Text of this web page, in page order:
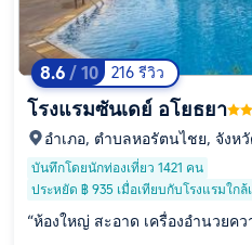
8.6 / 10 216 รีวิว
โรงแรมซันเดย์ อโยธยา
อำเภอ, ตำบลหอรัตนไชย, จังห
บันทึกโดยนักท่องเที่ยว 1421 คน
ประหยัด ฿ 935 เมื่อเทียบกับโรงแรมใกล้
“ห้องใหญ่ สะอาด เครื่องอำนวยค